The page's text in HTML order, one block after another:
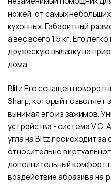
ножей, от самых
кухонных. Габаритный
а вес всего 1,5 кг. Его
дружескую вылазку на
дома.
Blitz Pro оснащен
Sharp, который позволяет
вынимая его из зажимов.
устройства - система V.C.
угла на Blitz происходит
относительно
дополнительный комфорт
воздействие абразива на